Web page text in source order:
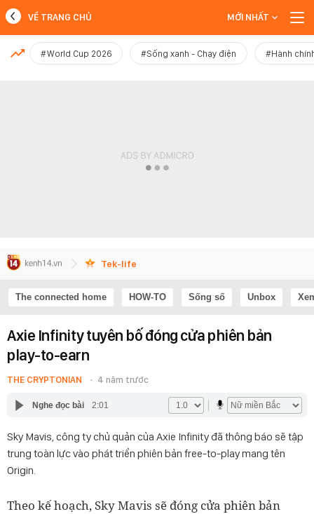
MỚI NHẤT
VỀ TRANG CHỦ MỚI NHẤT
#World Cup 2026 #Sống xanh - Chạy điện #Hành
Tek-life
The connected home HOW-TO Sống số Unbox
Axie Infinity tuyên bố đóng cửa phiên bản
play-to-earn
THE CRYPTONIAN 4 năm trước
Nghe đọc bài 2:01
Sky Mavis, công ty chủ quản của Axie Infinity đã thông báo sẽ tập
trung toàn lực vào phát triển phiên bản free-to-play mang tên
Origin.
Theo kế hoạch, Sky Mavis sẽ đóng cửa phiên bản